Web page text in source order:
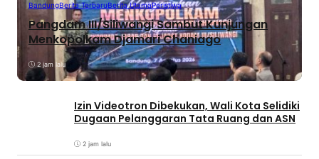
BandungBerita TerbaruBerita UtamaPeristiwa
Pangdam III/Siliwangi Sambut Kunjungan
Menkopolkam Djamari Chaniago
2 jam lalu
Izin Videotron Dibekukan, Wali Kota Selidiki
Dugaan Pelanggaran Tata Ruang dan ASN
2 jam lalu